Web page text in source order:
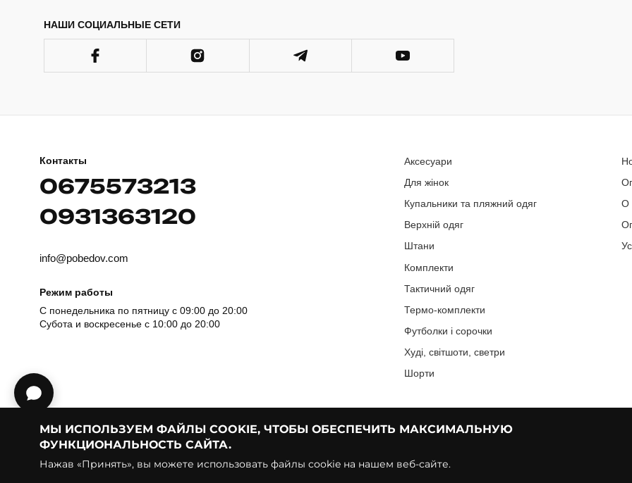
МЫ ИСПОЛЬЗУЕМ ФАЙЛЫ COOKIE, ЧТОБЫ ОБЕСПЕЧИТЬ МАКСИМАЛЬНУЮ
ФУНКЦИОНАЛЬНОСТЬ САЙТА.
Нажав «Принять», вы можете использовать файлы cookie на нашем веб-сайте.
НАШИ СОЦИАЛЬНЫЕ СЕТИ
Контакты
0675573213
0931363120
info@pobedov.com
Режим работы
С понедельника по пятницу с 09:00 до 20:00
Субота и воскресенье с 10:00 до 20:00
Аксесуари
Для жінок
Купальники та пляжний одяг
Верхній одяг
Штани
Комплекти
Тактичний одяг
Термо-комплекти
Футболки і сорочки
Худі, світшоти, светри
Шорти
О
© Pobedov | 2018 — 2026